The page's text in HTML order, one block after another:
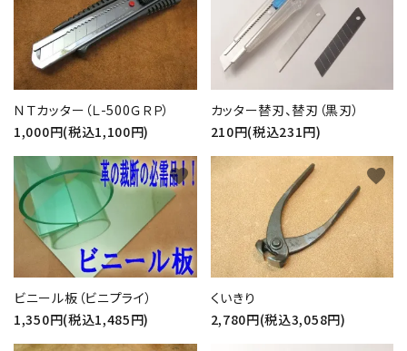
ＮＴカッター（Ｌ-500ＧＲＰ）
1,000円(税込1,100円)
カッター替刃、替刃（黒刃）
210円(税込231円)
ビニール板（ビニプライ）
1,350円(税込1,485円)
favorite
くいきり
2,780円(税込3,058円)
favorite